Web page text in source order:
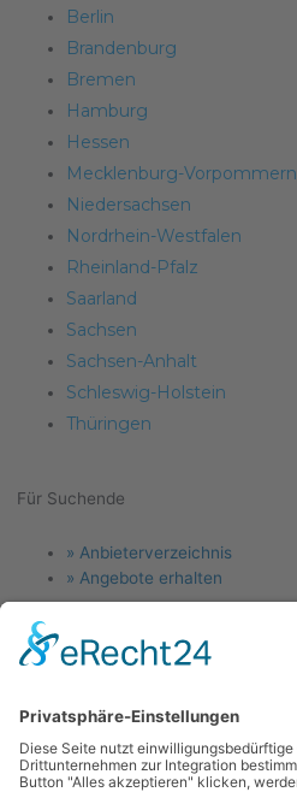
Berlin
Brandenburg
Bremen
Hamburg
Hessen
Mecklenburg-Vorpommern
Niedersachsen
Nordrhein-Westfalen
Rheinland-Pfalz
Saarland
Sachsen
Sachsen-Anhalt
Schleswig-Holstein
Thüringen
Für Suchende
Menu
» Anbieterverzeichnis
» Angebote erhalten
Für Anlagenbauer
» Angebotsanfragen
Links